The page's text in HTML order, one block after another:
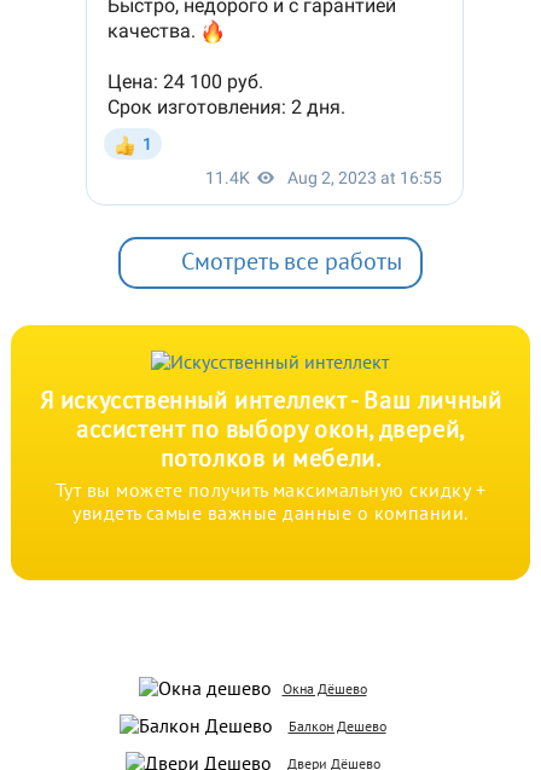
Смотреть все работы
Я искусственный интеллект - Ваш личный
ассистент по выбору окон,дверей,
потолков и мебели.
Тут вы можете получить максимальную скидку +
увидеть самые важные данные о компании.
Окна Дёшево
Балкон Дешево
Двери Дёшево